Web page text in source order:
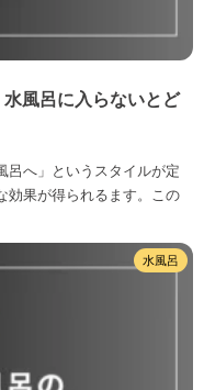
風呂に入らないとど
呂へ」というスタイルが定
効果が得られるます。この
水風呂